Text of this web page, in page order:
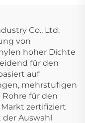
Co., Ltd.
von
hoher Dichte
für den
auf
mehrstufigen
für den
zertifiziert
Auswahl